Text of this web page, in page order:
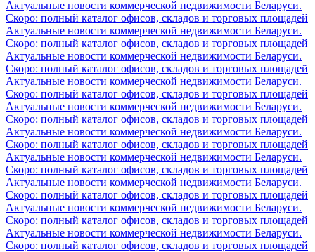
Актуальные новости коммерческой недвижимости Беларуси.
Скоро: полный каталог офисов, складов и торговых площадей
Актуальные новости коммерческой недвижимости Беларуси.
Скоро: полный каталог офисов, складов и торговых площадей
Актуальные новости коммерческой недвижимости Беларуси.
Скоро: полный каталог офисов, складов и торговых площадей
Актуальные новости коммерческой недвижимости Беларуси.
Скоро: полный каталог офисов, складов и торговых площадей
Актуальные новости коммерческой недвижимости Беларуси.
Скоро: полный каталог офисов, складов и торговых площадей
Актуальные новости коммерческой недвижимости Беларуси.
Скоро: полный каталог офисов, складов и торговых площадей
Актуальные новости коммерческой недвижимости Беларуси.
Скоро: полный каталог офисов, складов и торговых площадей
Актуальные новости коммерческой недвижимости Беларуси.
Скоро: полный каталог офисов, складов и торговых площадей
Актуальные новости коммерческой недвижимости Беларуси.
Скоро: полный каталог офисов, складов и торговых площадей
Актуальные новости коммерческой недвижимости Беларуси.
Скоро: полный каталог офисов, складов и торговых площадей